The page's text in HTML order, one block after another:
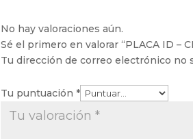
No hay valoraciones aún.
Sé el primero en valorar “PLACA ID –
Tu dirección de correo electrónico no
Tu puntuación*